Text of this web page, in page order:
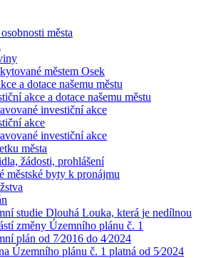
města
městem Osek
a dotace našemu městu
akce a dotace našemu městu
investiční akce
akce
investiční akce
města
žádosti, prohlášení
městské byty k pronájmu
studie Dlouhá Louka, která je nedílnou
změny Územního plánu č. 1
plán od 7⁄2016 do 4⁄2024
Územního plánu č. 1 platná od 5⁄2024